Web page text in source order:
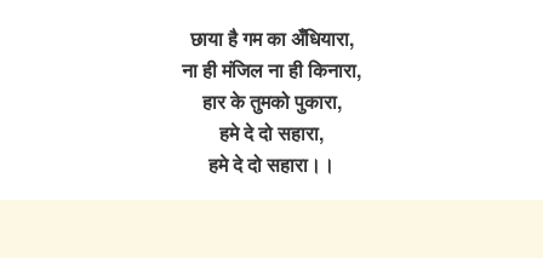
छाया है गम का अँधियारा,
ना ही मंजिल ना ही किनारा,
हार के तुमको पुकारा,
हमे दे दो सहारा,
हमे दे दो सहारा।।